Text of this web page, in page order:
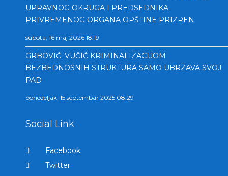
UPRAVNOG OKRUGA I PREDSEDNIKA
PRIVREMENOG ORGANA OPŠTINE PRIZREN
subota, 16 maj 2026 18:19
GRBOVIĆ: VUČIĆ KRIMINALIZACIJOM
BEZBEDNOSNIH STRUKTURA SAMO UBRZAVA SVOJ
PAD
ponedeljak, 15 septembar 2025 08:29
Social Link
Facebook
Twitter